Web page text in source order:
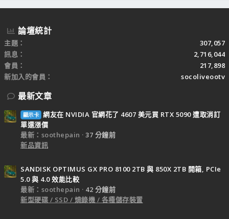
論壇統計
主題
307,057
訊息
2,716,044
會員
217,898
新加入的會員
socoliveootv
最新文章
顯示卡 網友在 NVIDIA 官網花了 4607 美元買 RTX 5090 遭取消訂
單還漲價
最新：soothepain
37 分鐘前
新品資訊
SANDISK OPTIMUS GX PRO 8100 2TB 與 850X 2TB 開箱, PCIe
5.0 與 4.0 效能比較
最新：soothepain
42 分鐘前
新型硬碟 / SSD / 燒錄機 / 各種儲存裝置